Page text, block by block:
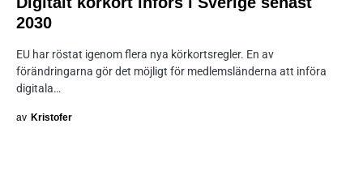
2030
EU har röstat igenom flera nya körkortsregler. En av
förändringarna gör det möjligt för medlemsländerna att införa
digitala…
av Kristofer